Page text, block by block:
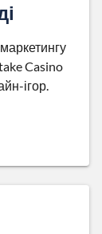
Casino
ігор.